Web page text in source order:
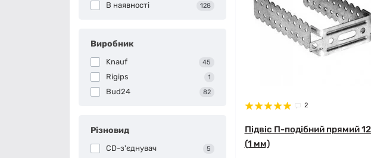
В наявності 128
Виробник
Knauf 45
Rigips 1
Bud24 82
Різновид
CD-з'єднувач 5
2
Підвіс П-подібний прямий
(1 мм)